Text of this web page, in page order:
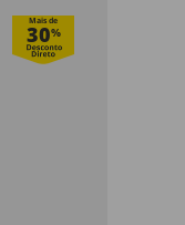
Mais de
30%